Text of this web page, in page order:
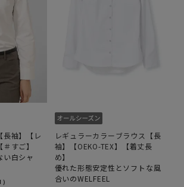
長袖】【レ
すご】
い白シャ
）
レギュラーカラーブラウス【長
袖】【OEKO-TEX】【着丈長
め】
優れた形態安定性とソフトな風
合いのWELFEEL